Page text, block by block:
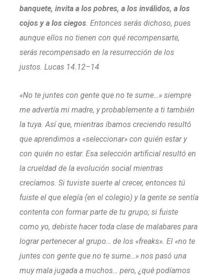
banquete, invita a los pobres, a los inválidos, a los
cojos y a los ciegos. Entonces serás dichoso, pues
aunque ellos no tienen con qué recompensarte,
serás recompensado en la resurrección de los
justos. Lucas 14.12–14
«No te juntes con gente que no te sume…» siempre
me advertía mi madre, y probablemente a ti también
la tuya. Así que, mientras íbamos creciendo resultó
que aprendimos a «seleccionar» con quién estar y
con quién no estar. Esa selección artificial resultó en
la crueldad de la evolución social mientras
crecíamos. Si tuviste suerte al crecer, entonces tú
fuiste el que elegía (en el colegio) y la gente se sentía
contenta con formar parte de tu grupo; si fuiste
como yo, debiste hacer toda clase de malabares para
lograr pertenecer al grupo… de los «freaks». El «no te
juntes con gente que no te sume…» nos pasó una
muy mala jugada a muchos… pero, ¿qué podíamos